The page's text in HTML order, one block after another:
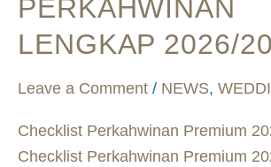
PERKAHWINAN
LENGKAP 2026/
Leave a Comment / NEWS,
Checklist Perkahwinan Premium
Checklist Perkahwinan Premium